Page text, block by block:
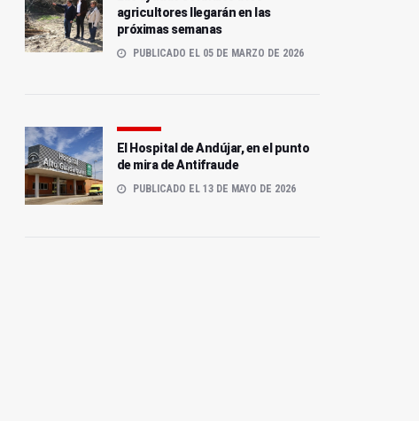
agricultores llegarán en las
próximas semanas
PUBLICADO EL 05 DE MARZO DE 2026
El Hospital de Andújar, en el punto
de mira de Antifraude
PUBLICADO EL 13 DE MAYO DE 2026